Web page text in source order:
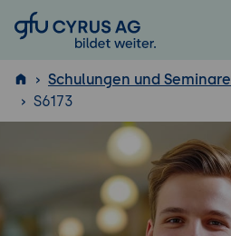
GFU Cyrus AG
ISTQB
Schulungen und Seminare
S6173